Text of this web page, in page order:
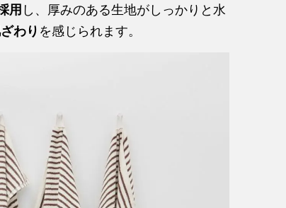
用 し、厚みのある生地がしっかりと水
わり を感じられます。